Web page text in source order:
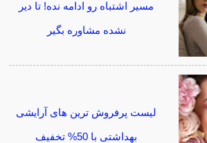
مسیر اشتباه رو ادامه نده! تا دیر
نشده مشاوره بگیر
لیست پرفروش ترین های آرایشی
بهداشتی با 50% تخفیف